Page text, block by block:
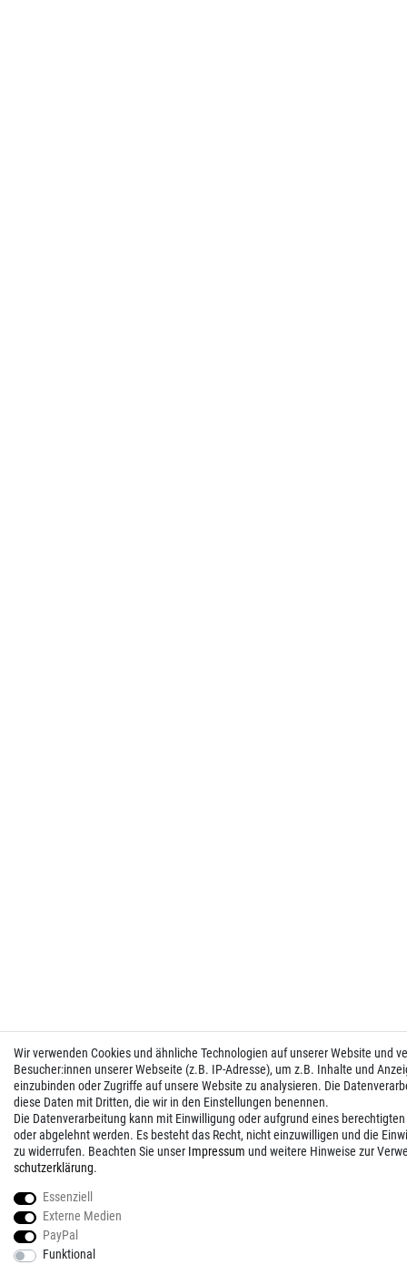
Wir verwenden Cookies und ähnliche Technologien auf unserer Website und
Besucher:innen unserer Webseite (z.B. IP-Adresse), um z.B. Inhalte und
einzubinden oder Zugriffe auf unsere Website zu analysieren. Die
diese Daten mit Dritten, die wir in den Einstellungen benennen.
Die Datenverarbeitung kann mit Einwilligung oder aufgrund eines
oder abgelehnt werden. Es besteht das Recht, nicht einzuwilligen und die
zu widerrufen. Beachten Sie unser Impressum und weitere Hinweise zur
schutz­erklärung.
Essenziell
Externe Medien
PayPal
Funktional